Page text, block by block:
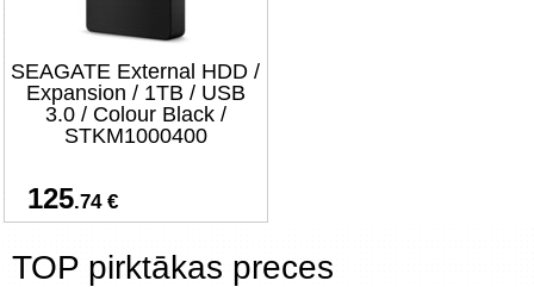
SEAGATE External HDD /
Expansion / 1TB / USB
3.0 / Colour Black /
STKM1000400
125.74 €
TOP pirktākas preces